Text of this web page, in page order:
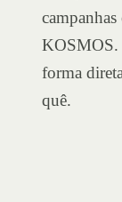
KOSMOS.
forma
quê.